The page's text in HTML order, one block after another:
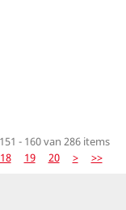
151 - 160 van 286 items
18 19 20 > >>